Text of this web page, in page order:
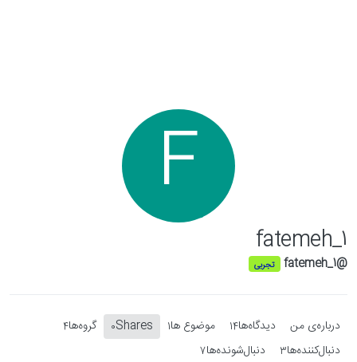
F
fatemeh_1
@fatemeh_1 تجربی
درباره‌‌ی من دیدگاه‌ها14 موضوع ها1
Shares
0 گروه‌ها4
دنبال‌کننده‌ها3 دنبال‌شونده‌ها7